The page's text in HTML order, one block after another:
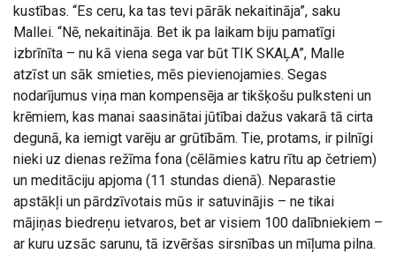
kustības. “Es ceru, ka tas tevi pārāk nekaitināja”, saku
Mallei. “Nē, nekaitināja. Bet ik pa laikam biju pamatīgi
izbrīnīta – nu kā viena sega var būt TIK SKAĻA”, Malle
atzīst un sāk smieties, mēs pievienojamies. Segas
nodarījumus viņa man kompensēja ar tikšķošu pulksteni un
krēmiem, kas manai saasinātai jūtībai dažus vakarā tā cirta
degunā, ka iemigt varēju ar grūtībām. Tie, protams, ir pilnīgi
nieki uz dienas režīma fona (cēlāmies katru rītu ap četriem)
un meditāciju apjoma (11 stundas dienā). Neparastie
apstākļi un pārdzīvotais mūs ir satuvinājis – ne tikai
mājiņas biedreņu ietvaros, bet ar visiem 100 dalībniekiem –
ar kuru uzsāc sarunu, tā izvēršas sirsnības un mīļuma pilna.